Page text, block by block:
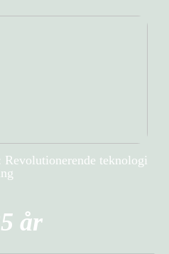
teknologi
år